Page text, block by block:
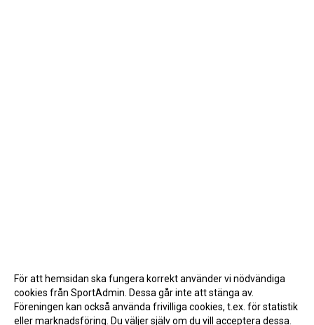
För att hemsidan ska fungera korrekt använder vi nödvändiga
cookies från SportAdmin. Dessa går inte att stänga av.
Föreningen kan också använda frivilliga cookies, t.ex. för statistik
eller marknadsföring. Du väljer själv om du vill acceptera dessa.